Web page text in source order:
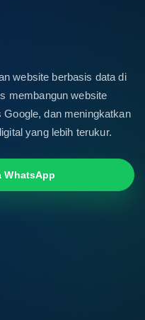
website berbasis data di
membangun website
dan meningkatkan
yang lebih terukur.
WhatsApp